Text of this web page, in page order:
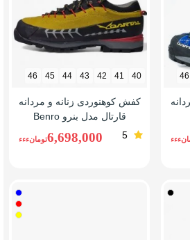
46
40
41
42
43
44
45
46
کفش کوهنوردی زنانه و مردانه
قارتال مدل بنرو Benro
5
6,698,000تومانءءء
مشکی
آبی
قرمز
زرد